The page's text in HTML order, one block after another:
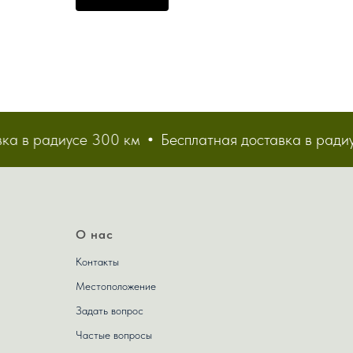
радиусе 300 км Бесплатная доставка в
О нас
Контакты
Местоположение
Задать вопрос
Частые вопросы